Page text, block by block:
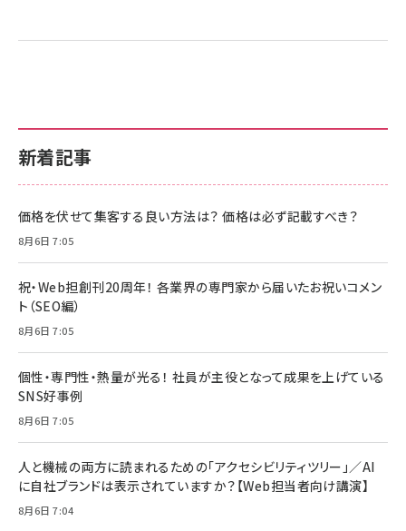
新着記事
価格を伏せて集客する良い方法は？ 価格は必ず記載すべき？
8月6日 7:05
祝・Web担創刊20周年！ 各業界の専門家から届いたお祝いコメン
ト（SEO編）
8月6日 7:05
個性・専門性・熱量が光る！ 社員が主役となって成果を上げている
SNS好事例
8月6日 7:05
人と機械の両方に読まれるための「アクセシビリティツリー」／AI
に自社ブランドは表示されていますか？【Web担当者向け講演】
8月6日 7:04